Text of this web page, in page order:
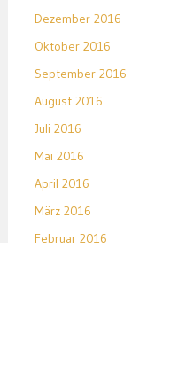
Dezember 2016
Oktober 2016
September 2016
August 2016
Juli 2016
Mai 2016
April 2016
März 2016
Februar 2016